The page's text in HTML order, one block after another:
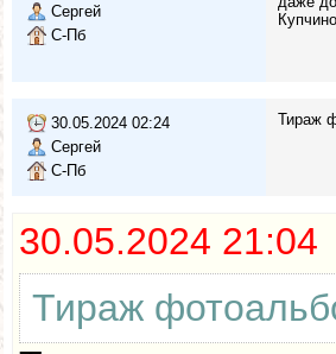
Сергей
С-Пб
Купчино
30.05.2024 02:24
Сергей
С-Пб
Тираж
30.05.2024
Тираж